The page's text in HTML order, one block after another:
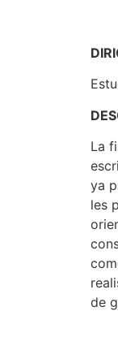
La
ya
les
de